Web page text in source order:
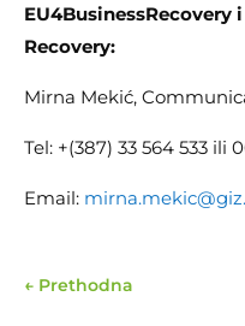
Recovery:
Mirna Mekić,
Tel: +(387) 33 564 533 ili
Email:
← Prethodna